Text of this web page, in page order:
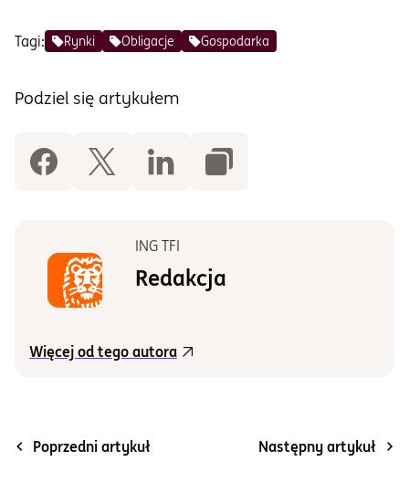
Tagi: Rynki Obligacje Gospodarka
Podziel się artykułem
ING TFI
Redakcja
Więcej od tego autora
Poprzedni artykuł Następny artykuł